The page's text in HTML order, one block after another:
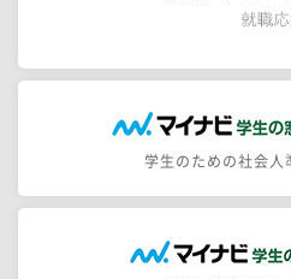
学生のための社会人